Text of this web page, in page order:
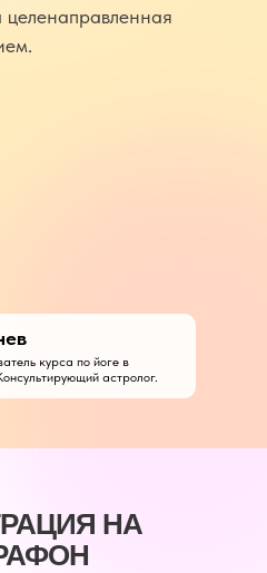
курса по йоге в
астролог.
НА